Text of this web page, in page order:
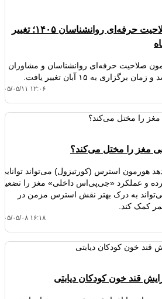
تمدید ثبت‌نام آزمون صلاحیت حرفه‌ای روانشناسان ۱۴۰۵؛ تغییر
صلاحیت حرفه‌ای روانشناسان و مشاوران
۱۴۰۵/۰۵/۱۱
مغز را مختل می‌کند؟
هورمون استرس (کورتیزول) می‌تواند توانایی
و عملکرد «جی‌پی‌اس داخلی» مغز را
به درک بهتر نقش استرس مزمن در
کمک کند.
۱۴۰۵/۰۵/۰۸
قند خون کودکان دیابتی